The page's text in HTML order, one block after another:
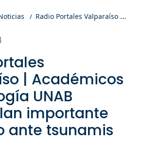
Radio Portales Valparaíso | Académicos de Geología UNAB desarrollan importante proyecto ante tsunamis
| Académicos
UNAB
importante
ante tsunamis